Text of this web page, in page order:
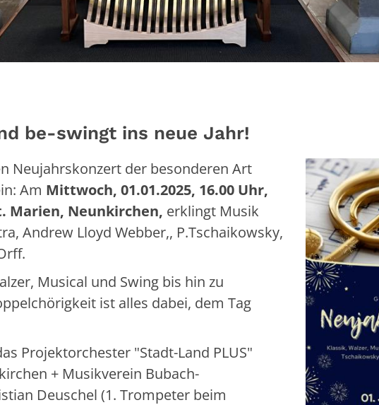
be-swingt ins neue Jahr!
Neujahrskonzert der besonderen Art
Am Mittwoch, 01.01.2025, 16.00 Uhr,
Marien, Neunkirchen, erklingt Musik
Andrew Lloyd Webber,, P.Tschaikowsky,
Musical und Swing bis hin zu
ist alles dabei, dem Tag
Projektorchester "Stadt-Land PLUS"
+ Musikverein Bubach-
Deuschel (1. Trompeter beim